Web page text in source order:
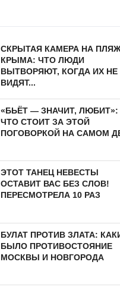
СКРЫТАЯ КАМЕРА НА
КРЫМА: ЧТО ЛЮДИ
ВЫТВОРЯЮТ, КОГДА ИХ НЕ
ВИДЯТ...
«БЬЁТ — ЗНАЧИТ, ЛЮБИТ»:
ЧТО СТОИТ ЗА ЭТОЙ
ПОГОВОРКОЙ НА САМОМ
ЭТОТ ТАНЕЦ НЕВЕСТЫ
ОСТАВИТ ВАС БЕЗ СЛОВ!
ПЕРЕСМОТРЕЛА 10 РАЗ
БУЛАТ ПРОТИВ ЗЛАТА:
БЫЛО ПРОТИВОСТОЯНИЕ
МОСКВЫ И НОВГОРОДА